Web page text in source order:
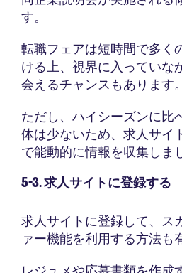
す。
転職フェアは短時間で多く
ける上、視界に入っていな
会えるチャンスもあります。
ただし、ハイシーズンに比
体は少ないため、求人サイ
で能動的に情報を収集しま
5-3. 求人サイトに登録する
求人サイトに登録して、ス
ァー機能を利用する方法も